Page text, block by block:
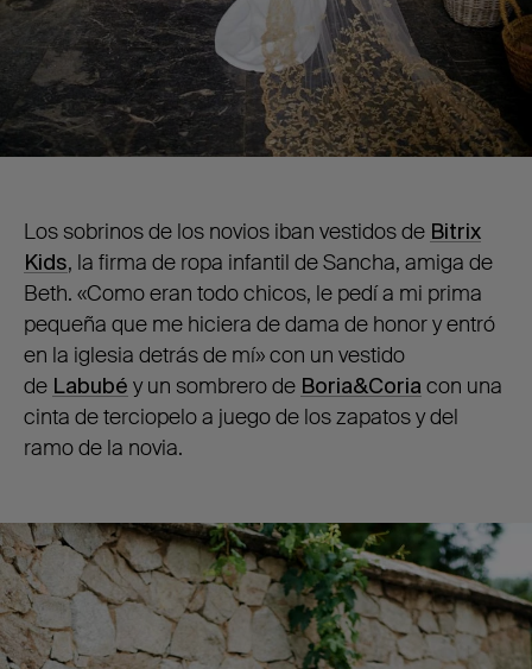
Los sobrinos de los novios iban vestidos de Bitrix
Kids, la firma de ropa infantil de Sancha, amiga de
Beth. «Como eran todo chicos, le pedí a mi prima
pequeña que me hiciera de dama de honor y entró
en la iglesia detrás de mí» con un vestido
de Labubé y un sombrero de Boria&Coria con una
cinta de terciopelo a juego de los zapatos y del
ramo de la novia.